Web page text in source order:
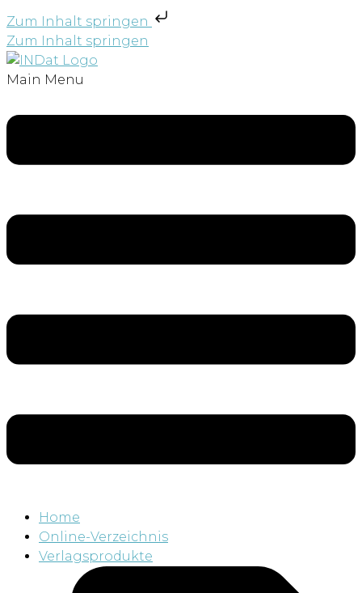
Zum Inhalt springen
Zum Inhalt springen
Main Menu
Home
Online-Verzeichnis
Verlagsprodukte